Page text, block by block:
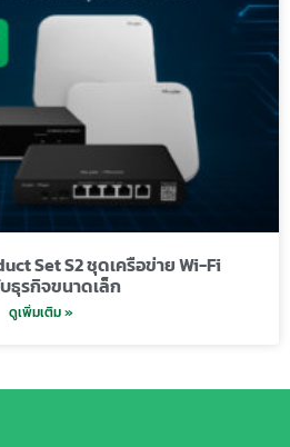
Set S2 ชุดเครือข่าย Wi-Fi
ธุรกิจขนาดเล็ก
ดูเพิ่มเติม »